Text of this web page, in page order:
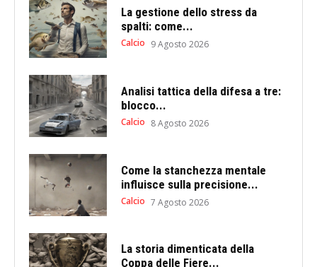
La gestione dello stress da
spalti: come...
Calcio 9 Agosto 2026
Analisi tattica della difesa a tre:
blocco...
Calcio 8 Agosto 2026
Come la stanchezza mentale
influisce sulla precisione...
Calcio 7 Agosto 2026
La storia dimenticata della
Coppa delle Fiere...